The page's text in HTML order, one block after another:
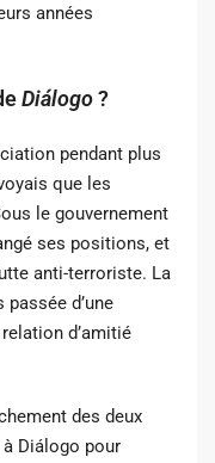
années
Diálogo?
pendant plus
que les
le gouvernement
ses positions, et
anti-terroriste. La
d’une
d’amitié
des deux
Diálogo pour